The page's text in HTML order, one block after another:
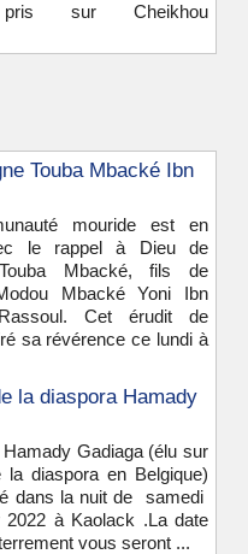
pris sur Cheikhou
Touba Mbacké Ibn
mouride est en
le rappel à Dieu de
Mbacké, fils de
Mbacké Yoni Ibn
Cet érudit de
sa révérence ce lundi à
la diaspora Hamady
Hamady Gadiaga (élu sur
la diaspora en Belgique)
dans la nuit de samedi
2022 à Kaolack .La date
vous seront ...